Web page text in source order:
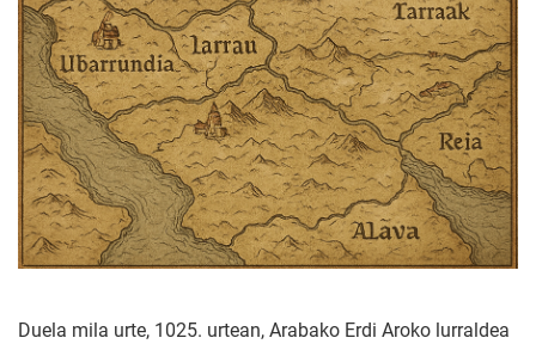
Duela mila urte, 1025. urtean, Arabako Erdi Aroko lurraldea